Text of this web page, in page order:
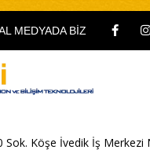
MEDYADA BİZ
Sok. Köşe İvedik İş Merkezi